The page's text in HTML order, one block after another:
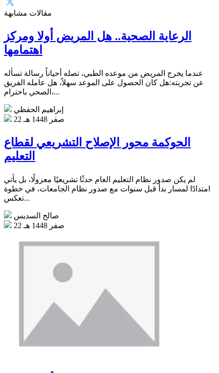
مقالات مشابهة
الرعاية الصحية.. هل المريض أولا ومركز
اهتمامها
عندما يخرج المريض من موعده الطبي، تصله أحياناً رسالة تسأله
عن تجربته:هل كان الحصول على الموعد سهلاً، هل عامله الفريق
الصحي باحترام،...
إبراهيم الحفظي
22 صفر 1448 هـ
الحوكمة محور الإصلاح التشريعي لقطاع
التعليم
لم يكن صدور نظام التعليم العام حدثًا تشريعيًا معزولًا، بل يأتي
امتدادًا لمسار بدأ قبل سنوات مع صدور نظام الجامعات، في خطوة
تعكس...
صالح السديس
22 صفر 1448 هـ